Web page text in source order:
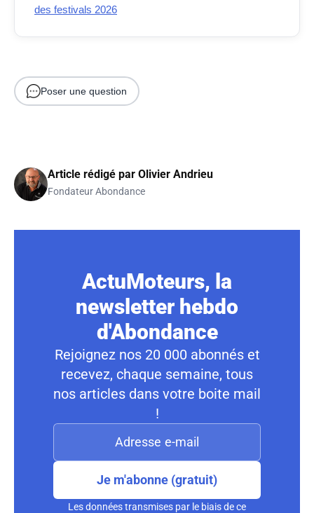
des festivals 2026
Poser une question
Article rédigé par Olivier Andrieu
Fondateur Abondance
ActuMoteurs, la
newsletter hebdo
d'Abondance
Rejoignez nos 20 000 abonnés et
recevez, chaque semaine, tous
nos articles dans votre boite mail
!
Je m'abonne (gratuit)
Les données transmises par le biais de ce